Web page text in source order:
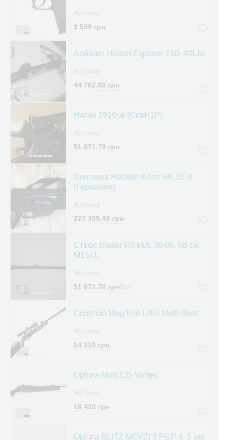
3 599 грн
Арбалет Horton Explorer 150- 40Lbs
44 762.60 грн
8
Наган 1916г.в (Скат-1Р)
51 671.70 грн
Винтовка Heckler-Koch HK SL-8
(Германия)
227 355.48 грн
5
Ствол Blaser R8 кал. 30-06. 58 см.
M15x1.
51 671.70 грн
Crosman Mag Fire Ultra Multi-Shot
14 310 грн
Optima Mod.135 Vortex
16 420 грн
Optima BLITZ MEVZI 3 PCP 4, 5 мм